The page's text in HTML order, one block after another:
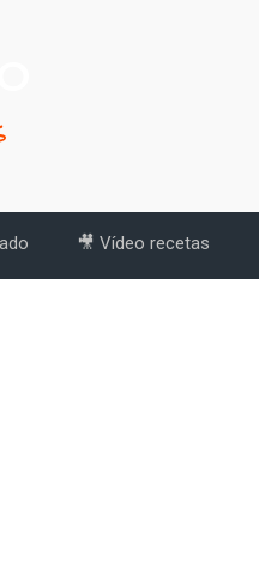
🎥 Vídeo recetas